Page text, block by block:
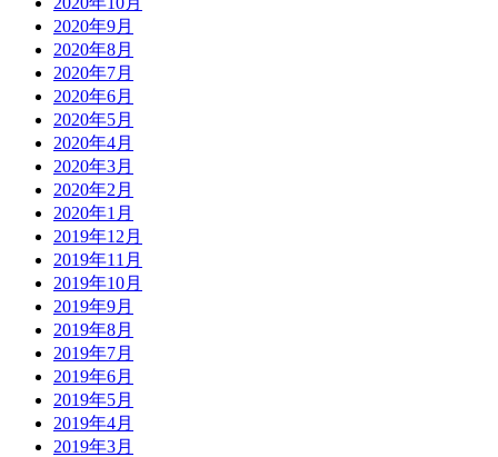
2020年9月
2020年8月
2020年7月
2020年6月
2020年5月
2020年4月
2020年3月
2020年2月
2020年1月
2019年12月
2019年11月
2019年10月
2019年9月
2019年8月
2019年7月
2019年6月
2019年5月
2019年4月
2019年3月